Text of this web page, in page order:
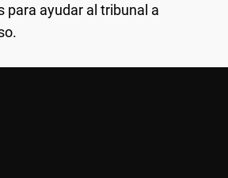
para ayudar al tribunal a